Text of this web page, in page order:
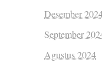
Desember
September
Agustus 2024